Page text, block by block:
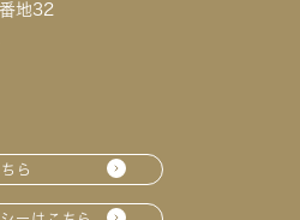
地32
ら